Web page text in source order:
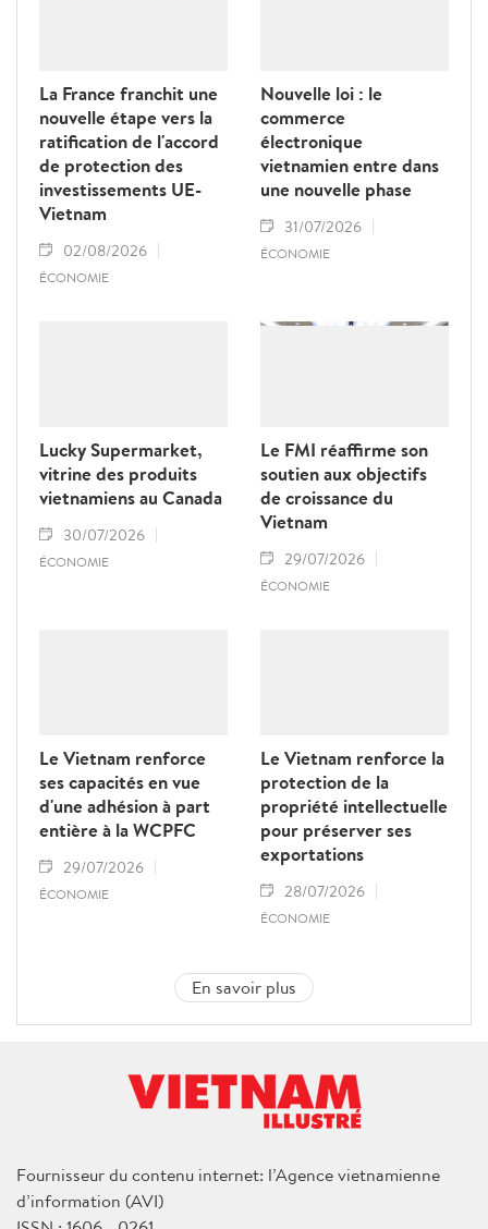
La France franchit une
nouvelle étape vers la
ratification de l'accord
de protection des
investissements UE-
Vietnam
02/08/2026
ÉCONOMIE
Nouvelle loi : le
commerce
électronique
vietnamien entre dans
une nouvelle phase
31/07/2026
ÉCONOMIE
Lucky Supermarket,
vitrine des produits
vietnamiens au Canada
30/07/2026
ÉCONOMIE
Le FMI réaffirme son
soutien aux objectifs
de croissance du
Vietnam
29/07/2026
ÉCONOMIE
Le Vietnam renforce
ses capacités en vue
d'une adhésion à part
entière à la WCPFC
29/07/2026
ÉCONOMIE
Le Vietnam renforce la
protection de la
propriété intellectuelle
pour préserver ses
exportations
28/07/2026
ÉCONOMIE
En savoir plus
Fournisseur du contenu internet: l’Agence vietnamienne
d’information (AVI)